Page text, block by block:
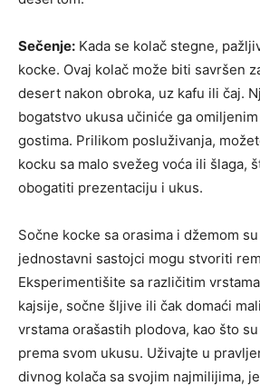
Sečenje: Kada se kolač stegne,
kocke. Ovaj kolač može biti savršen
desert nakon obroka, uz kafu ili čaj.
bogatstvo ukusa učiniće ga
gostima. Prilikom posluživanja,
kocku sa malo svežeg voća ili šlaga,
obogatiti prezentaciju i ukus.
Sočne kocke sa orasima i džemom
jednostavni sastojci mogu stvoriti
Eksperimentišite sa različitim
kajsije, sočne šljive ili čak domaći
vrstama orašastih plodova, kao što
prema svom ukusu. Uživajte u
divnog kolača sa svojim najmilijima,